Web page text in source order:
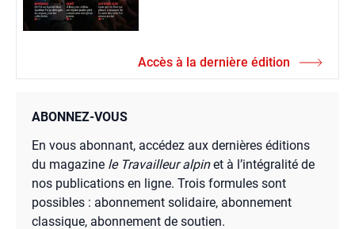
Accès à la dernière édition
ABONNEZ-VOUS
En vous abonnant, accédez aux dernières éditions
du magazine le Travailleur alpinet à l’intégralité de
nos publications en ligne. Trois formules sont
possibles : abonnement solidaire, abonnement
classique, abonnement de soutien.